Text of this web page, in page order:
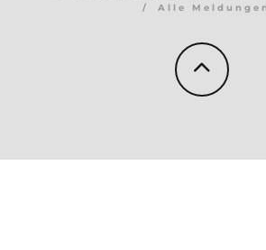
Alle Meldungen